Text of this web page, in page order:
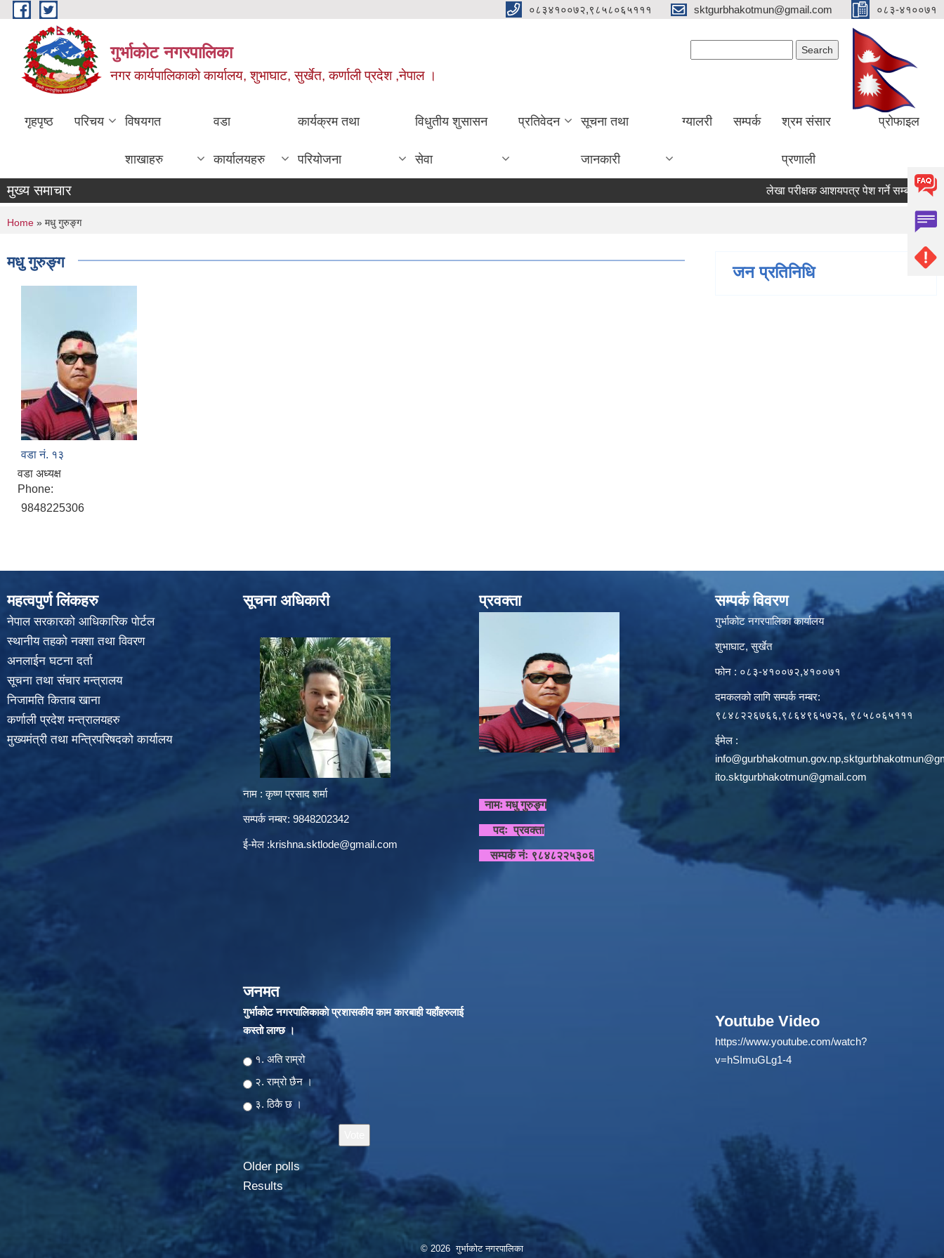
Skip to main content ०८३४१००७२,९८५८०६५१११ sktgurbhakotmun@gmail.com ०८३-४१००७१
गुर्भाकोट नगरपालिका
नगर कार्यपालिकाको कार्यालय, शुभाघाट, सुर्खेत, कर्णाली प्रदेश ,नेपाल ।
गृहपृष्ठ परिचय विषयगत
शाखाहरु
वडा
कार्यालयहरु
कार्यक्रम तथा
परियोजना
विधुतीय शुसासन
सेवा
प्रतिवेदन सूचना तथा
जानकारी
ग्यालरी सम्पर्क श्रम संसार
प्रणाली
प्रोफाइल
मुख्य समाचार लेखा परीक्षक आशयपत्र पेश गर्ने सम्बन्धी सूचना ।
You are here
Home » मधु गुरुङ्ग
मधु गुरुङ्ग
वडा नं. १३
वडा अध्यक्ष
Phone:
9848225306
जन प्रतिनिधि
महत्वपुर्ण लिंकहरु
नेपाल सरकारको आधिकारिक पोर्टल
स्थानीय तहको नक्शा तथा विवरण
अनलाईन घटना दर्ता
सूचना तथा संचार मन्त्रालय
निजामति किताब खाना
कर्णाली प्रदेश मन्त्रालयहरु
मुख्यमंत्री तथा मन्त्रिपरिषदको कार्यालय
सूचना अधिकारी
नाम : कृष्ण प्रसाद शर्मा
सम्पर्क नम्बर: 9848202342
ई-मेल :krishna.sktlode@gmail.com
जनमत
गुर्भाकोट नगरपालिकाकाे प्रशासकीय काम कारबाही यहाँहरुलाई
कस्तो लाग्छ ।
Choices
१. अति राम्रो
२‍‍. राम्रो छैन ।
३. ठिकै छ ।
Older polls
Results
प्रवक्ता
नामः मधु गुरुङ्ग
पदः प्रवक्ता
सम्पर्क नंः ९८४८२२५३०६
सम्पर्क विवरण
गुर्भाकोट नगरपालिका कार्यालय
शुभाघाट, सुर्खेत
फोन : ०८३-४१००७२,४१००७१
दमकलको लागि सम्पर्क नम्बर:
९८४८२२६७६६,९८६४९६५७२६, ९८५८०६५१११
ईमेल :
info@gurbhakotmun.gov.np,
ito.sktgurbhakotmun@gmail.com
Youtube Video
https://www.youtube.com/watch?
v=hSImuGLg1-4
© 2026 गुर्भाकोट नगरपालिका